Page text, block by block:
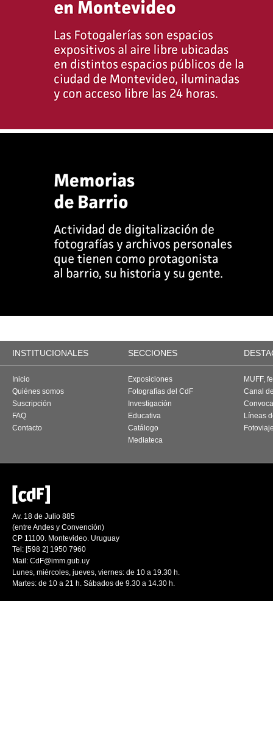
INSTITUCIONALES SECCIONES
Inicio
Quiénes somos
Suscripción
FAQ
Contacto
Exposiciones
Fotografías del CdF
Investigación
Educativa
Catálogo
Mediateca
MUFF,
Canal
Líneas
Av. 18 de Julio 885
(entre Andes y Convención)
CP 11100. Montevideo. Uruguay
Tel: [598 2] 1950 7960
Mail: CdF@imm.gub.uy
Lunes, miércoles, jueves, viernes: de 10 a 19.30 h.
Martes: de 10 a 21 h. Sábados de 9.30 a 14.30 h.